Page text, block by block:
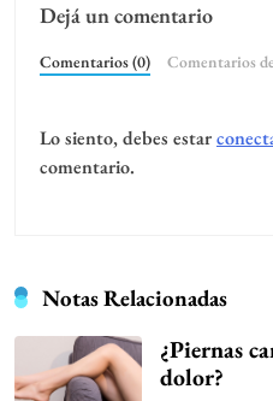
Dejá un comentario
Comentarios (0) Comentarios
Lo siento, debes estar
comentario.
Notas Relacionadas
¿Piernas
dolor?